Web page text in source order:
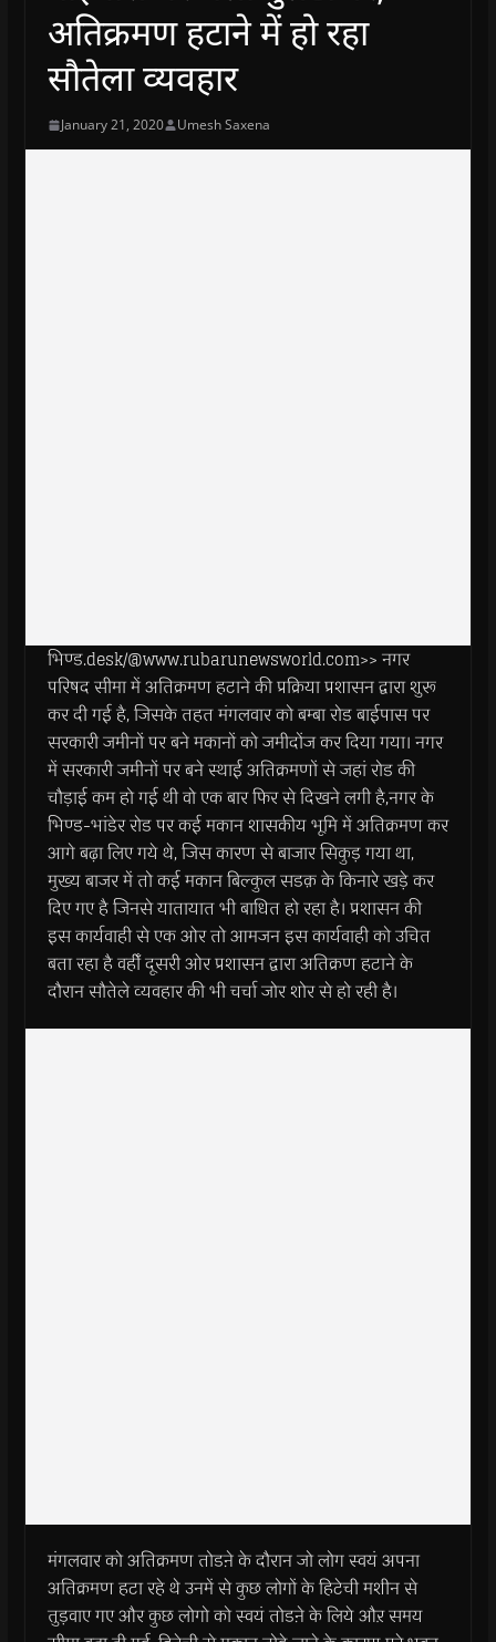
अतिक्रमण हटाने में हो रहा
सौतेला व्यवहार
January 21, 2020 Umesh Saxena
भिण्ड.desk/@www.rubarunewsworld.com>> नगर
परिषद सीमा में अतिक्रमण हटाने की प्रक्रिया प्रशासन द्वारा शुरू
कर दी गई है, जिसके तहत मंगलवार को बम्बा रोड बाईपास पर
सरकारी जमीनों पर बने मकानों को जमीदोंज कर दिया गया। नगर
में सरकारी जमीनों पर बने स्थाई अतिक्रमणों से जहां रोड की
चौड़ाई कम हो गई थी वो एक बार फिर से दिखने लगी है,नगर के
भिण्ड-भांडेर रोड पर कई मकान शासकीय भूमि में अतिक्रमण कर
आगे बढ़ा लिए गये थे, जिस कारण से बाजार सिकुड़ गया था,
मुख्य बाजर में तो कई मकान बिल्कुल सडक़ के किनारे खड़े कर
दिए गए है जिनसे यातायात भी बाधित हो रहा है। प्रशासन की
इस कार्यवाही से एक ओर तो आमजन इस कार्यवाही को उचित
बता रहा है वहीँ दूसरी ओर प्रशासन द्वारा अतिक्रण हटाने के
दौरान सौतेले व्यवहार की भी चर्चा जोर शोर से हो रही है।
मंगलवार को अतिक्रमण तोडऩे के दौरान जो लोग स्वयं अपना
अतिक्रमण हटा रहे थे उनमें से कुछ लोगों के हिटेची मशीन से
तुड़वाए गए और कुछ लोगो को स्वयं तोडऩे के लिये औऱ समय